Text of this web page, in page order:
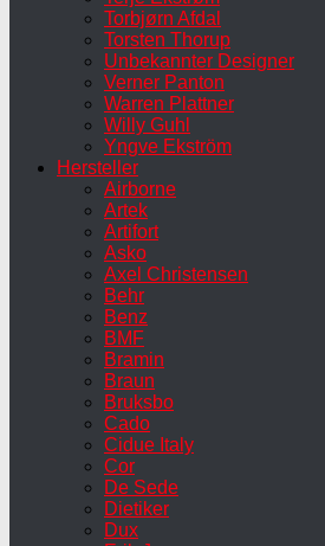
Torbjørn Afdal
Torsten Thorup
Unbekannter Designer
Verner Panton
Warren Plattner
Willy Guhl
Yngve Ekström
Hersteller
Airborne
Artek
Artifort
Asko
Axel Christensen
Behr
Benz
BMF
Bramin
Braun
Bruksbo
Cado
Cidue Italy
Cor
De Sede
Dietiker
Dux